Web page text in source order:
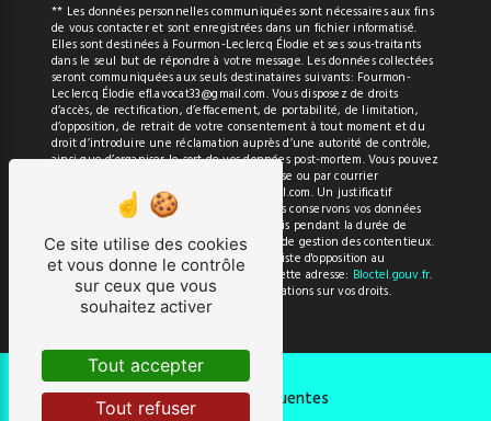
** Les données personnelles communiquées sont nécessaires aux fins
de vous contacter et sont enregistrées dans un fichier informatisé.
Elles sont destinées à Fourmon-Leclercq Élodie et ses sous-traitants
dans le seul but de répondre à votre message. Les données collectées
seront communiquées aux seuls destinataires suivants: Fourmon-
Leclercq Élodie efl.avocat33@gmail.com. Vous disposez de droits
d’accès, de rectification, d’effacement, de portabilité, de limitation,
d’opposition, de retrait de votre consentement à tout moment et du
droit d’introduire une réclamation auprès d’une autorité de contrôle,
ainsi que d’organiser le sort de vos données post-mortem. Vous pouvez
exercer ces droits par voie postale à l'adresse ou par courrier
électronique à l'adresse efl.avocat33@gmail.com. Un justificatif
d'identité pourra vous être demandé. Nous conservons vos données
pendant la période de prise de contact puis pendant la durée de
prescription légale aux fins probatoires et de gestion des contentieux.
Vous avez le droit de vous inscrire sur la liste d'opposition au
démarchage téléphonique, disponible à cette adresse: Bloctel.gouv.fr.
Consultez le site cnil.fr pour plus d’informations sur vos droits.
Recherches fréquentes
Ce site utilise des cookies
et vous donne le contrôle
sur ceux que vous
souhaitez activer
Tout accepter
Tout refuser